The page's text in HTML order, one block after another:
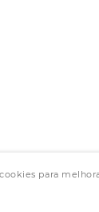
para